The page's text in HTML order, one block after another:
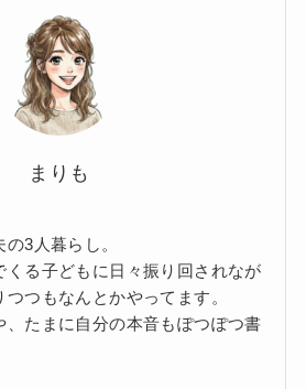
まりも
3人暮らし。
くる子どもに日々振り回されなが
つもなんとかやってます。
、たまに自分の本音もぽつぽつ書